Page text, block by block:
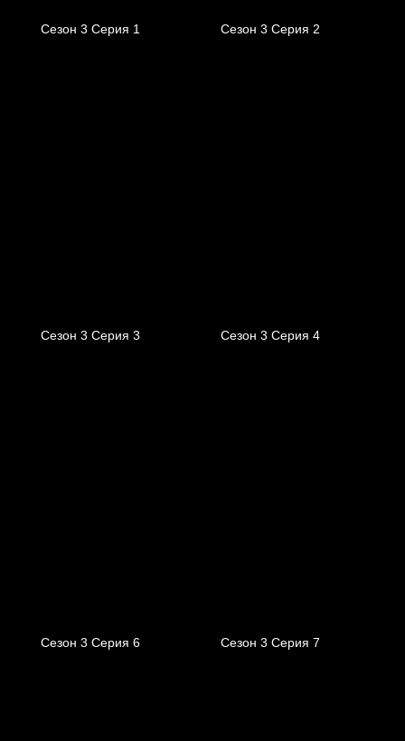
Сезон 3 Серия 1 Сезон 3 Серия 2
Сезон 3 Серия 3 Сезон 3 Серия 4
Сезон 3 Серия 6 Сезон 3 Серия 7